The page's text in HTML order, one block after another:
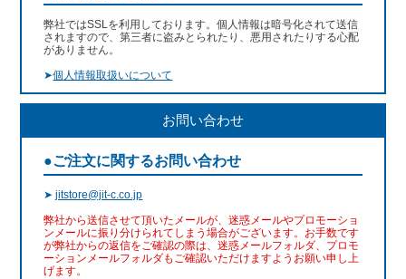
弊社ではSSLを利用しております。個人情報は暗号化されて送信
されますので、第三者に盗みとられたり、悪用されたりする心配
がありません。
➤個人情報取扱いについて
お問い合わせ
●ご注文に関するお問い合わせ
➤jitstore@jit-c.co.jp
弊社から送信させて頂いたメールが、迷惑メールやプロモーショ
ンメールに振り分けられてしまう場合がございます。お手数です
が弊社からの返信をご確認の際は、迷惑メールフォルダ、プロモ
ーションメールフォルダもご確認いただけますようお願い申し上
げます。